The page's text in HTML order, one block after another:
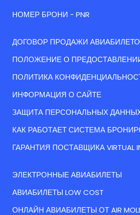
НОМЕР БРОНИ - PNR
ДОГОВОР ПРОДАЖИ
ПОЛОЖЕНИЕ О
ПОЛИТИКА
ИНФОРМАЦИЯ О САЙТЕ
ЗАЩИТА ПЕРСОНАЛЬНЫХ
КАК РАБОТАЕТ СИСТЕМА
ГАРАНТИЯ ПОСТАВЩИКА VIRTUAL
ЭЛЕКТРОННЫЕ АВИАБИЛЕТЫ
АВИАБИЛЕТЫ LOW COST
ОНЛАЙН АВИАБИЛЕТЫ ОТ AIR